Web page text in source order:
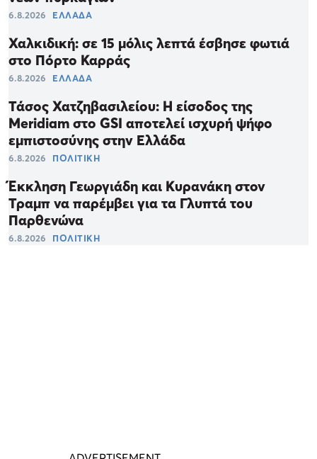
6.8.2026 ΕΛΛΑΔΑ
Χαλκιδική: σε 15 μόλις λεπτά έσβησε φωτιά
στο Πόρτο Καρράς
6.8.2026 ΕΛΛΑΔΑ
Τάσος Χατζηβασιλείου: Η είσοδος της
Meridiam στο GSI αποτελεί ισχυρή ψήφο
εμπιστοσύνης στην Ελλάδα
6.8.2026 ΠΟΛΙΤΙΚΗ
Έκκληση Γεωργιάδη και Κυρανάκη στον
Τραμπ να παρέμβει για τα Γλυπτά του
Παρθενώνα
6.8.2026 ΠΟΛΙΤΙΚΗ